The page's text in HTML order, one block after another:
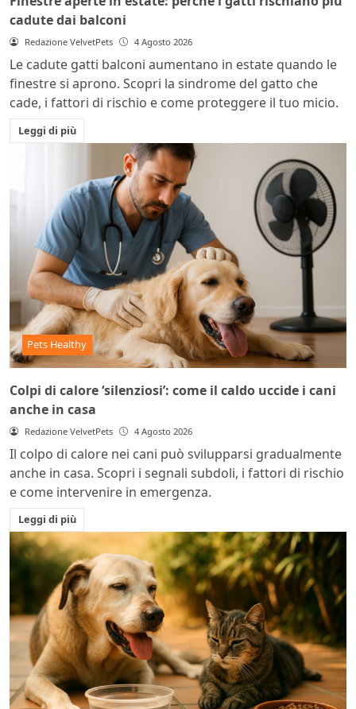
cadute dai balconi
Redazione VelvetPets 4 Agosto 2026
Le cadute gatti balconi aumentano in estate quando le
finestre si aprono. Scopri la sindrome del gatto che
cade, i fattori di rischio e come proteggere il tuo micio.
Leggi di più
Pets Healthy
Colpi di calore ‘silenziosi’: come il caldo uccide i cani
anche in casa
Redazione VelvetPets 4 Agosto 2026
Il colpo di calore nei cani può svilupparsi gradualmente
anche in casa. Scopri i segnali subdoli, i fattori di rischio
e come intervenire in emergenza.
Leggi di più